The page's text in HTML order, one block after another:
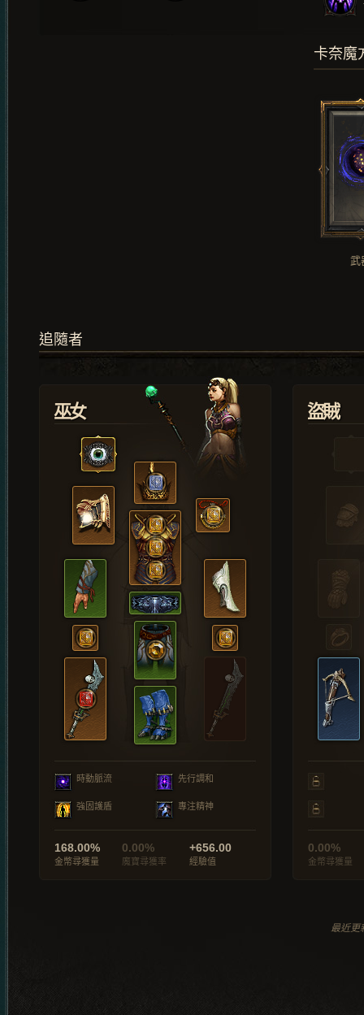
卡奈魔
武
追隨者
巫女
時動脈流 先行調和
強固護盾 專注精神
168.00%
金幣尋獲量
0.00%
魔寶尋獲率
+656.00
經驗值
盜賊
0.00%
金幣尋獲量
最近更